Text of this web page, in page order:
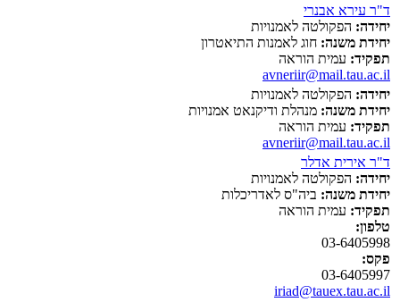
ד"ר עירא אבנרי
יחידה: הפקולטה לאמנויות
יחידת משנה: חוג לאמנות התיאטרון
תפקיד: עמית הוראה
avneriir@mail.tau.ac.il
יחידה: הפקולטה לאמנויות
יחידת משנה: מנהלת ודיקנאט אמנויות
תפקיד: עמית הוראה
avneriir@mail.tau.ac.il
ד"ר אירית אדלר
יחידה: הפקולטה לאמנויות
יחידת משנה: ביה"ס לאדריכלות
תפקיד: עמית הוראה
טלפון:
03-6405998
פקס:
03-6405997
iriad@tauex.tau.ac.il